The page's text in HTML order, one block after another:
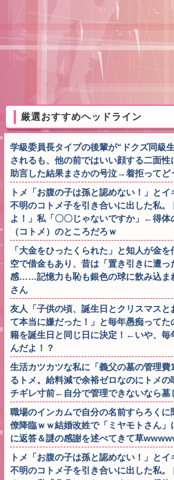
厳選おすすめヘッドライン
学級委員長タイプの後輩が“ドクズ同級
されるも、他の前ではいい顔する二面
助言した結果まさかの号泣→着拒ってど
トメ「お腹の子は孫と認めない！」と
不明のコトメ子を引き合いに出した私。
よ！」私「〇〇じゃないですか」←得体
（コトメ）のところだろｗ
「大金をひったくられた」と知人が金
空で借金もあり、昔は「置き引きに遭っ
感……記憶力も恥も銀色の球に飲み込ま
さん
友人「子供の頃、誕生日とクリスマスと
て本当に嫌だった！」と毎年愚痴って
籍を誕生日と同じ日に決定！←いや、毎
んだよ！？
生活カツカツな私に「義父の墓の管理費
るトメ。給料減で余裕ゼロなのにトメ
チギレ寸前←自分で管理できないなら墓
職場のインカムで自分の名前すらろくに
僚降臨ｗｗ結婚改姓で「ミヤモトさん」
に返答＆謎の感謝を述べてきて草
トメ「お腹の子は孫と認めない！」と
不明のコトメ子を引き合いに出した私。